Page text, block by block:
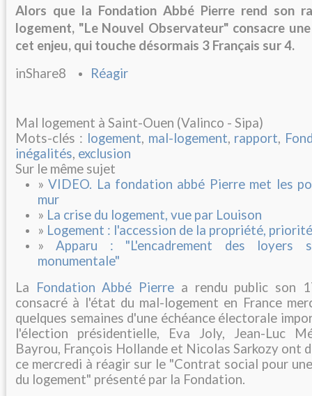
Alors que la Fondation Abbé Pierre rend son
logement, "Le Nouvel Observateur" consacre
cet enjeu, qui touche désormais 3 Français sur 4.
inShare8
Réagir
Mal logement à Saint-Ouen (Valinco - Sipa)
Mots-clés : logement, mal-logement, rapport,
inégalités, exclusion
Sur le même sujet
»VIDEO. La fondation abbé Pierre met les
mur
» La crise du logement, vue par Louison
» Logement : l'accession de la propriété,
»Apparu : "L'encadrement des loyers
monumentale"
La Fondation Abbé Pierre a rendu public son
consacré à l'état du mal-logement en France
quelques semaines d'une échéance électorale
l'élection présidentielle, Eva Joly, Jean-Luc
Bayrou, François Hollande et Nicolas Sarkozy ont
ce mercredi à réagir sur le "Contrat social pour
du logement" présenté par la Fondation.